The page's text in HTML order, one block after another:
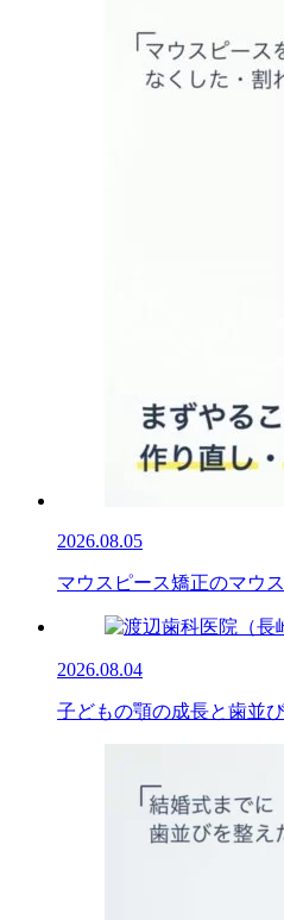
2026.08.05
マウスピース矯正のマウ
2026.08.04
子どもの顎の成長と歯並